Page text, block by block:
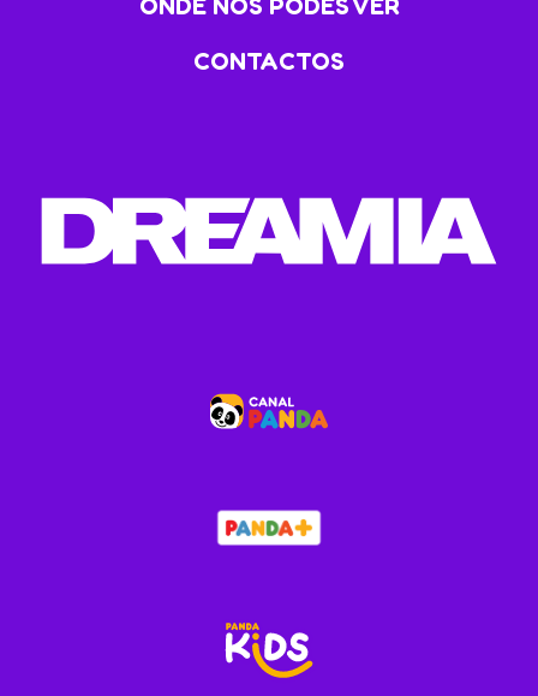
ONDE NOS PODES VER
CONTACTOS